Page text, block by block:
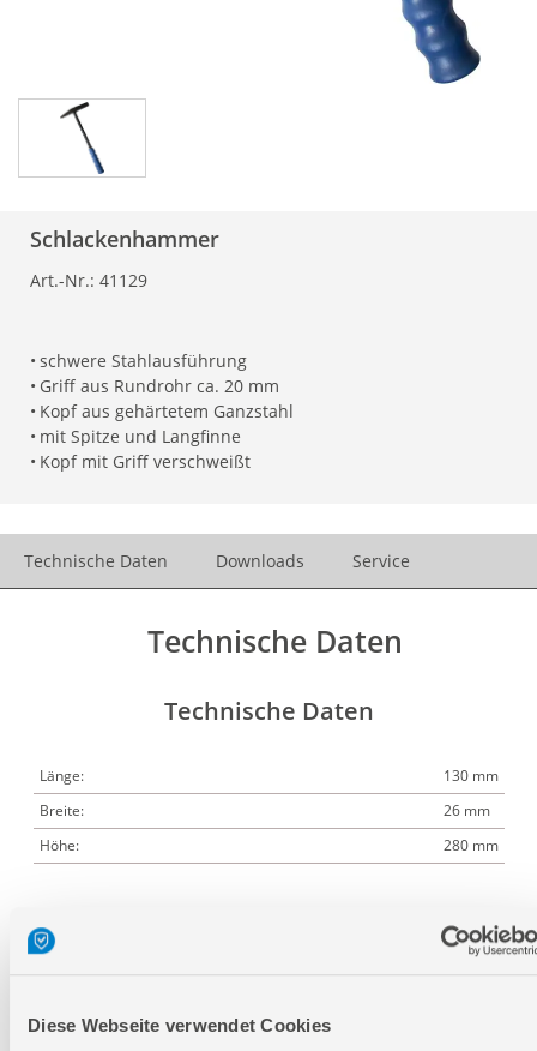
Diese Webseite verwendet Cookies
Schlackenhammer
Art.-Nr.: 41129
• schwere Stahlausführung
• Griff aus Rundrohr ca. 20 mm
• Kopf aus gehärtetem Ganzstahl
• mit Spitze und Langfinne
• Kopf mit Griff verschweißt
Technische Daten Downloads Service
Technische Daten
Technische Daten
Länge:
130 mm
Breite:
26 mm
Höhe:
280 mm